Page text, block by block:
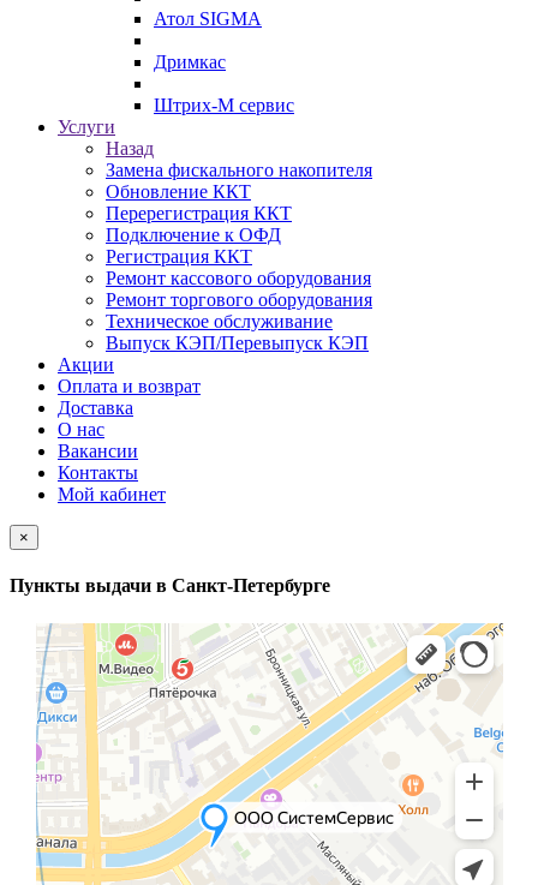
Атол SIGMA
Дримкас
Штрих-М сервис
Услуги
Назад
Замена фискального накопителя
Обновление ККТ
Перерегистрация ККТ
Подключение к ОФД
Регистрация ККТ
Ремонт кассового оборудования
Ремонт торгового оборудования
Техническое обслуживание
Выпуск КЭП/Перевыпуск КЭП
Акции
Оплата и возврат
Доставка
О нас
Вакансии
Контакты
Мой кабинет
×
Пункты выдачи в Санкт-Петербурге